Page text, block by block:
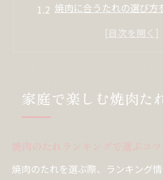
焼肉に合うたれの選び方
焼肉のタレで家庭の食卓
焼肉のたれプロの味を
焼肉のたれが肉の旨味を
焼肉を最強にするたれの
家庭で楽しむ焼肉た
焼肉のたれランキングで選ぶコツ
焼肉のたれを選ぶ際、ランキング